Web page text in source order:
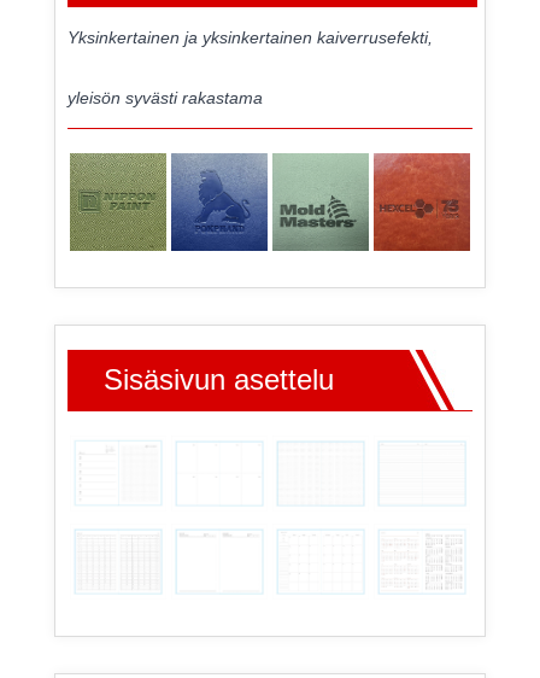
Yksinkertainen ja yksinkertainen kaiverrusefekti,
yleisön syvästi rakastama
Sisäsivun asettelu